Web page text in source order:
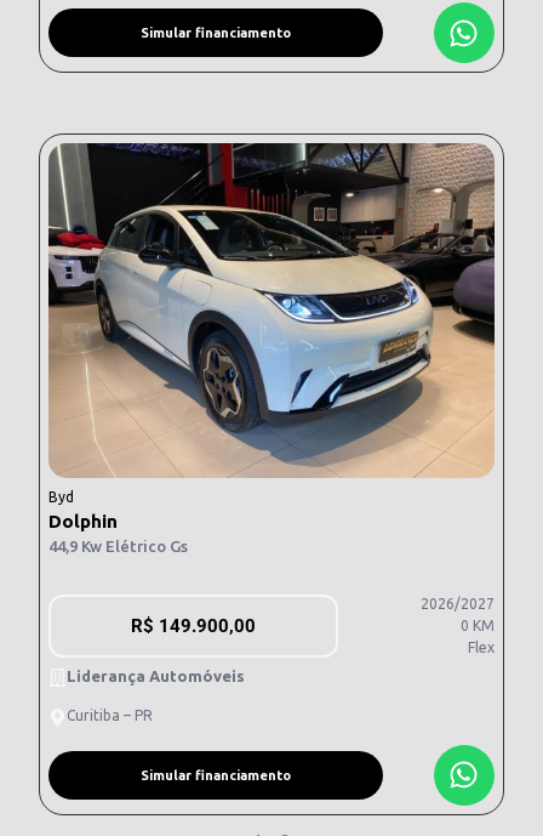
Simular financiamento
Byd
Dolphin
44,9 Kw Elétrico Gs
R$ 149.900,00
2026/2027
0 KM
Flex
Liderança Automóveis
Curitiba – PR
Simular financiamento